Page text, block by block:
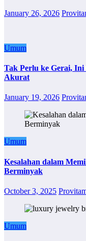
January 26, 2026
Umum
Tak Perlu ke Gerai,
Akurat
January 19, 2026
Umum
Kesalahan dalam
Berminyak
October 3, 2025
Umum